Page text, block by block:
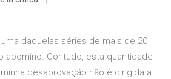
daquelas séries de mais de 20
abomino. Contudo, esta quantidade
desaprovação não é dirigida a